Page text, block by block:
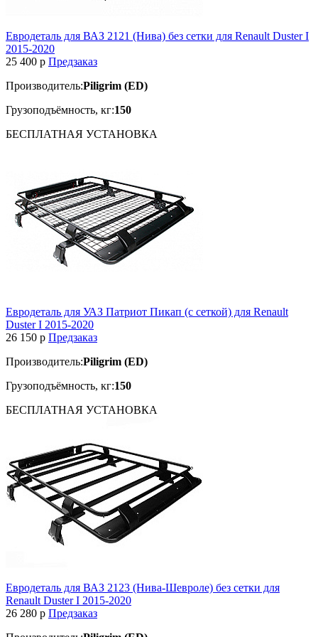
Евродеталь для ВАЗ 2121 (Нива) без сетки для Renault Duster I
2015-2020
25 400 p Предзаказ
Производитель:Piligrim (ED)
Грузоподъёмность, кг:150
БЕСПЛАТНАЯ УСТАНОВКА
Евродеталь для УАЗ Патриот Пикап (с сеткой) для Renault
Duster I 2015-2020
26 150 p Предзаказ
Производитель:Piligrim (ED)
Грузоподъёмность, кг:150
БЕСПЛАТНАЯ УСТАНОВКА
Евродеталь для ВАЗ 2123 (Нива-Шевроле) без сетки для
Renault Duster I 2015-2020
26 280 p Предзаказ